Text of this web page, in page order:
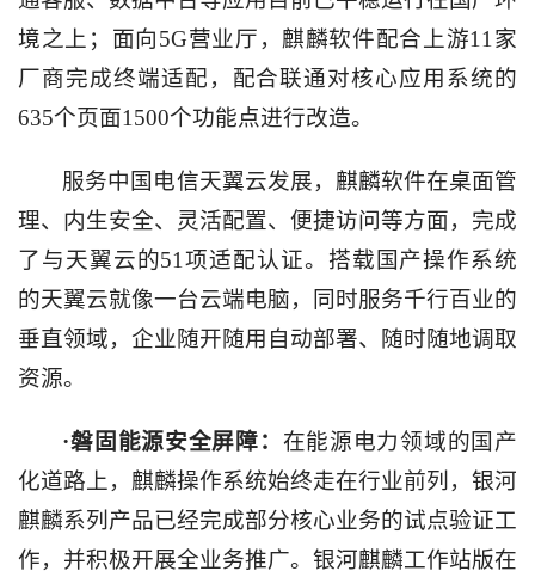
境之上；面向5G营业厅，麒麟软件配合上游11 家
厂商完成终端适配，配合联通对核心应用系统的
635个页面1500个功能点进行改造。
服务中国电信天翼云发展，麒麟软件在桌面管
理、内生安全、灵活配置、便捷访问等方面，完成
了与天翼云的51 项适配认证。搭载国产操作系统
的天翼云就像一台云端电脑，同时服务千行百业的
垂直领域，企业随开随用自动部署、随时随地调取
资源。
·磐固能源安全屏障： 在能源电力领域的国产
化道路上，麒麟操作系统始终走在行业前列，银河
麒麟系列产品已经完成部分核心业务的试点验证工
作，并积极开展全业务推广。银河麒麟工作站版在